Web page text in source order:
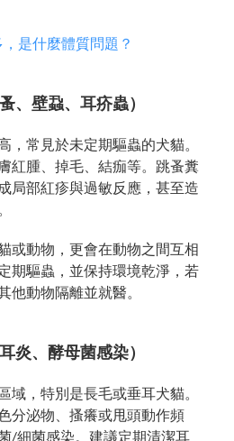
是什麼體質問題？
、壁蝨、耳疥蟲）
，常見於未定期驅蟲的犬貓。
紅腫、掉毛、結痂等。跳蚤糞
局部紅疹與過敏反應，甚至造
或動物，更會在動物之間互相
期驅蟲，並保持環境乾淨，若
他動物隔離並就醫。
炎、酵母菌感染）
域，特別是長毛或垂耳犬貓。
分泌物、搔癢或甩頭動作頻
/細菌感染。建議定期清潔耳